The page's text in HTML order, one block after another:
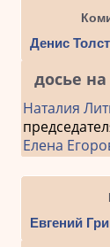
Денис
досье
Наталия
Елена
Евгений